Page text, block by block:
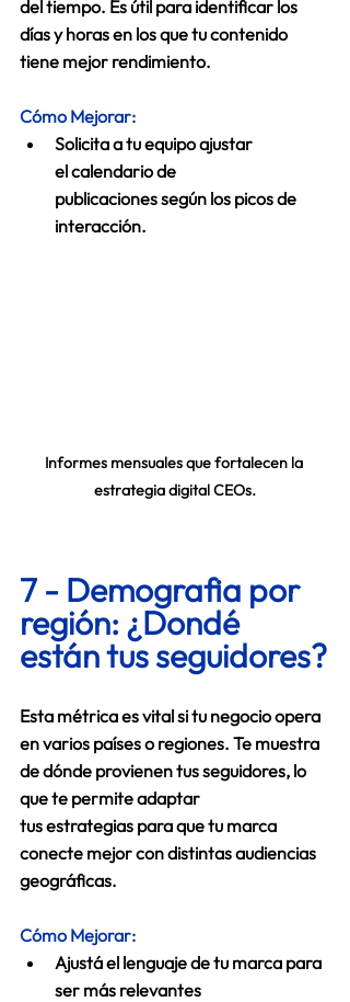
del tiempo. Es útil para identificar los
días y horas en los que tu contenido
tiene mejor rendimiento.
Cómo Mejorar:
Solicita a tu equipo ajustar
el calendario de
publicaciones según los picos de
interacción.
Informes mensuales que fortalecen la
estrategia digital CEOs.
7 - Demografia por
región: ¿Dondé
están tus seguidores?
Esta métrica es vital si tu negocio opera
en varios países o regiones. Te muestra
de dónde provienen tus seguidores, lo
que te permite adaptar
tus estrategias para que tu marca
conecte mejor con distintas audiencias
geográficas.
Cómo Mejorar:
Ajustá el lenguajede tu marca para
ser más relevantes